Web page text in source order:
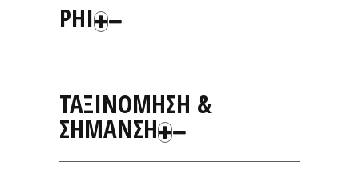
PHI
ΤΑΞΙΝΟΜΗΣΗ &
ΣΗΜΑΝΣΗ